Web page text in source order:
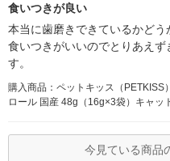
食いつきが良い
本当に歯磨きできているかどう
食いつきがいいのでとりあえ
す。
購入商品：ペットキッス（PETKISS
ロール 国産 48g（16g×3袋）キャッ
今見ている商品